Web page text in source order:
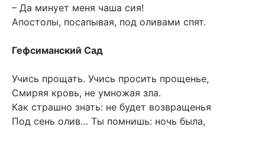
– Да минует меня чаша сия!
Апостолы, посапывая, под оливами спят.
Гефсиманский Сад
Учись прощать. Учись просить прощенье,
Смиряя кровь, не умножая зла.
Как страшно знать: не будет возвращенья
Под сень олив… Ты помнишь: ночь была,